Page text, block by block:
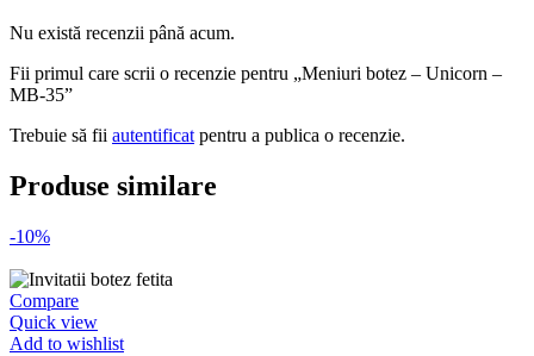
Nu există recenzii până acum.
Fii primul care scrii o recenzie pentru „Meniuri botez – Unicorn –
MB-35”
Trebuie să fii autentificat pentru a publica o recenzie.
Produse similare
-10%
Compare
Quick view
Add to wishlist